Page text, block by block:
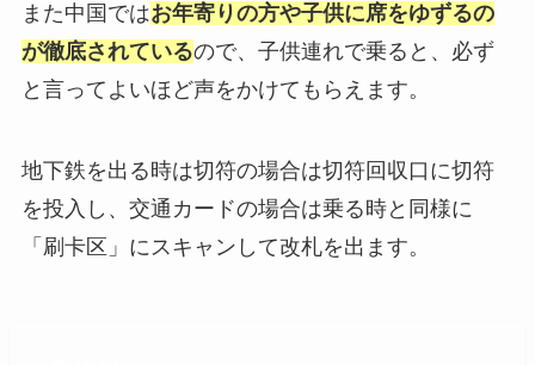
また中国ではお年寄りの方や子供に席をゆずるの
が徹底されているので、子供連れで乗ると、必ず
と言ってよいほど声をかけてもらえます。
地下鉄を出る時は切符の場合は切符回収口に切符
を投入し、交通カードの場合は乗る時と同様に
「刷卡区」にスキャンして改札を出ます。